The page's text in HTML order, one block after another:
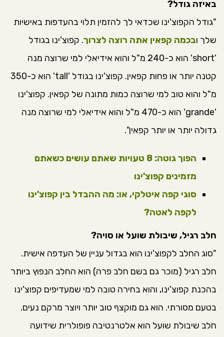
באיזה גודל?
"גודל הקפוצ'ינו שכדאי לך להזמין תלוי בהעדפות באישיות
שלך ובכמה קפאין אתה רוצה לצרוך. קפוצ'ינו בגודל
'short' הוא כ-240 מ"ל והוא אידיאלי למי שרוצה מנה
קטנה יותר או פחות קפאין. קפוצ'ינו בגודל 'tall' הוא כ-350
מ"ל והוא טוב למי שרוצה כמות מתונה של קפאין. קפוצ'ינו
'grande' הוא כ-470 מ"ל והוא אידיאלי למי שרוצה מנה
גדולה יותר או יותר קפאין".
הפוך גוטה: 8 טעויות שאתם עושים כשאתם
מזמינים קפוצ'ינו
סוגי קפה איטלקי, או: מה ההבדל בין קפוצ'ינו
לקפה לאטה?
חלב רגיל, שיבולת שועל או סויה?
"סוג החלב לקפוצ'ינו הוא בגדול עניין של העדפה אישית.
חלב רגיל (מוכר גם בשם חלב פרה) הוא החלב הנפוץ ביותר
בהכנת קפוצ'ינו, והוא בחירה טובה למי שמעדיפים קפוצ'ינו
בטעם מסורתי. הוא גם מוקצף טוב יותר ויוצר מרקם נעים.
חלב שיבולת שועל הוא אלטרנטיבה פופולרית שידועה